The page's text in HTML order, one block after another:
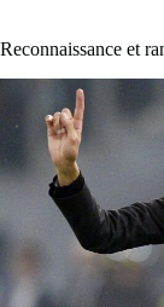
Reconnaissance et